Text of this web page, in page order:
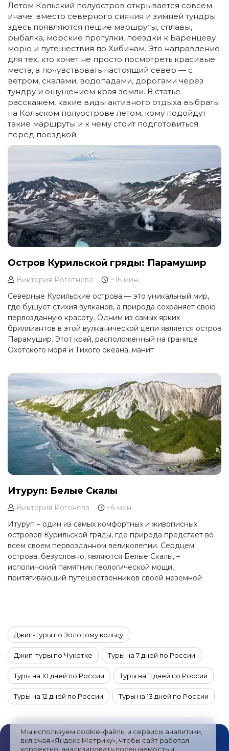
Мы используем cookie-файлы и сервисы аналитики,
включая «Яндекс.Метрику», чтобы сайт работал
корректно, анализировать посещаемость и
Летом Кольский полуостров открывается совсем
иначе: вместо северного сияния и зимней тундры
здесь появляются пешие маршруты, сплавы,
рыбалка, морские прогулки, поездки к Баренцеву
морю и путешествия по Хибинам. Это направление
для тех, кто хочет не просто посмотреть красивые
места, а почувствовать настоящий север — с
ветром, скалами, водопадами, дорогами через
тундру и ощущением края земли. В статье
расскажем, какие виды активного отдыха выбрать
на Кольском полуострове летом, кому подойдут
такие маршруты и к чему стоит подготовиться
перед поездкой.
Остров Курильской гряды: Парамушир
Виктория Роготнева
~16 мин.
Северные Курильские острова — это уникальный мир,
где бушует стихия вулканов, а природа сохраняет свою
первозданную красоту. Одним из самых ярких
бриллиантов в этой вулканической цепи является остров
Парамушир. Этот край, расположенный на границе
Охотского моря и Тихого океана, манит
красотой, богатой историей и неповторимой
атмосферой.
Итуруп: Белые Скалы
Виктория Рогонева
~6 мин.
Итуруп – один из самых комфортных и живописных
островов Курильской гряды, где природа предстает во
всем своем первозданном великолепии. Сердцем
острова, безусловно, являются Белые Скалы, –
исполинский памятник геологической мощи,
притягивающий путешественников своей неземной
Джип-туры по Золотому кольцу
Джип-туры по Чукотке Туры на 7 дней по России
Туры на 10 дней по России Туры на 11 дней по России
Туры на 12 дней по России Туры на 13 дней по России
Туры на 15 дней по России
Туры на 4 дня по России Туры на 6 дней по России